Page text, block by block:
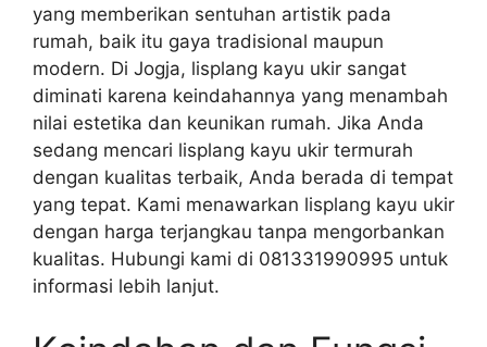
yang memberikan sentuhan artistik pada
rumah, baik itu gaya tradisional maupun
modern. Di Jogja, lisplang kayu ukir sangat
diminati karena keindahannya yang menambah
nilai estetika dan keunikan rumah. Jika Anda
sedang mencari lisplang kayu ukir termurah
dengan kualitas terbaik, Anda berada di tempat
yang tepat. Kami menawarkan lisplang kayu ukir
dengan harga terjangkau tanpa mengorbankan
kualitas. Hubungi kami di 081331990995 untuk
informasi lebih lanjut.